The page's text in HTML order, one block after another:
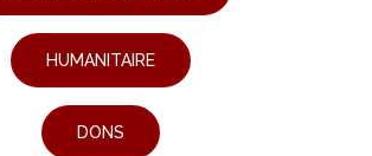
HUMANITAIRE
DONS